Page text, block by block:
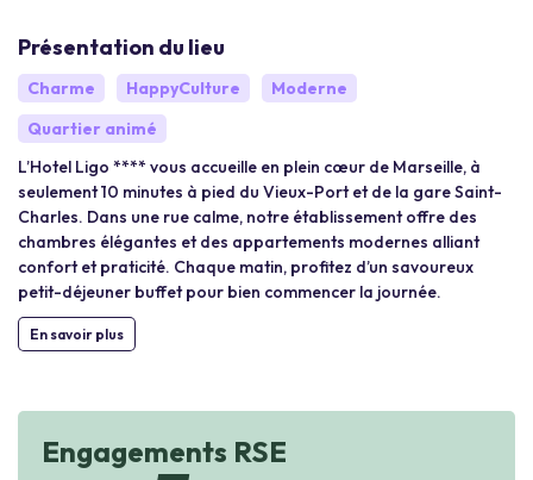
Présentation du lieu
Charme HappyCulture
Moderne
Quartier animé
L’Hotel Ligo **** vous accueille en plein cœur de Marseille, à
seulement 10 minutes à pied du Vieux-Port et de la gare Saint-
Charles. Dans une rue calme, notre établissement offre des
chambres élégantes et des appartements modernes alliant
confort et praticité. Chaque matin, profitez d’un savoureux
petit-déjeuner buffet pour bien commencer la journée.
En savoir plus
Engagements RSE